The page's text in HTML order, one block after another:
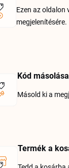
Ezen az oldalon
megjelenítésére.
Kód másolása
Másold ki a
Termék a